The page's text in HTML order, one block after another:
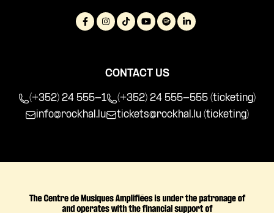
CONTACT US
(+352) 24 555-1
(+352) 24 555-555 (ticketing)
info@rockhal.lu
tickets@rockhal.lu (ticketing)